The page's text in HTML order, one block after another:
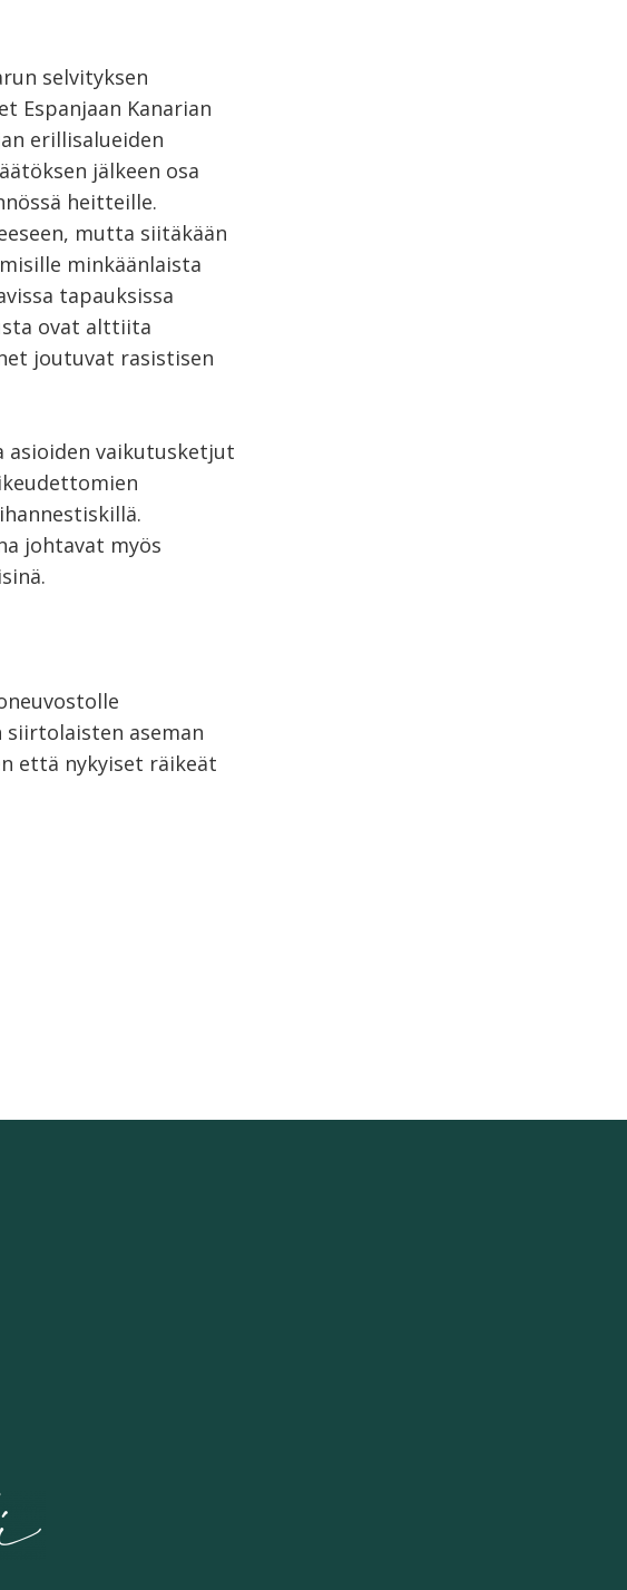
selvityksen
Espanjaan Kanarian
erillisalueiden
jälkeen osa
heitteille.
mutta siitäkään
minkäänlaista
tapauksissa
ovat alttiita
joutuvat rasistisen
asioiden vaikutusketjut
johtavat myös
aseman
että nykyiset räikeät